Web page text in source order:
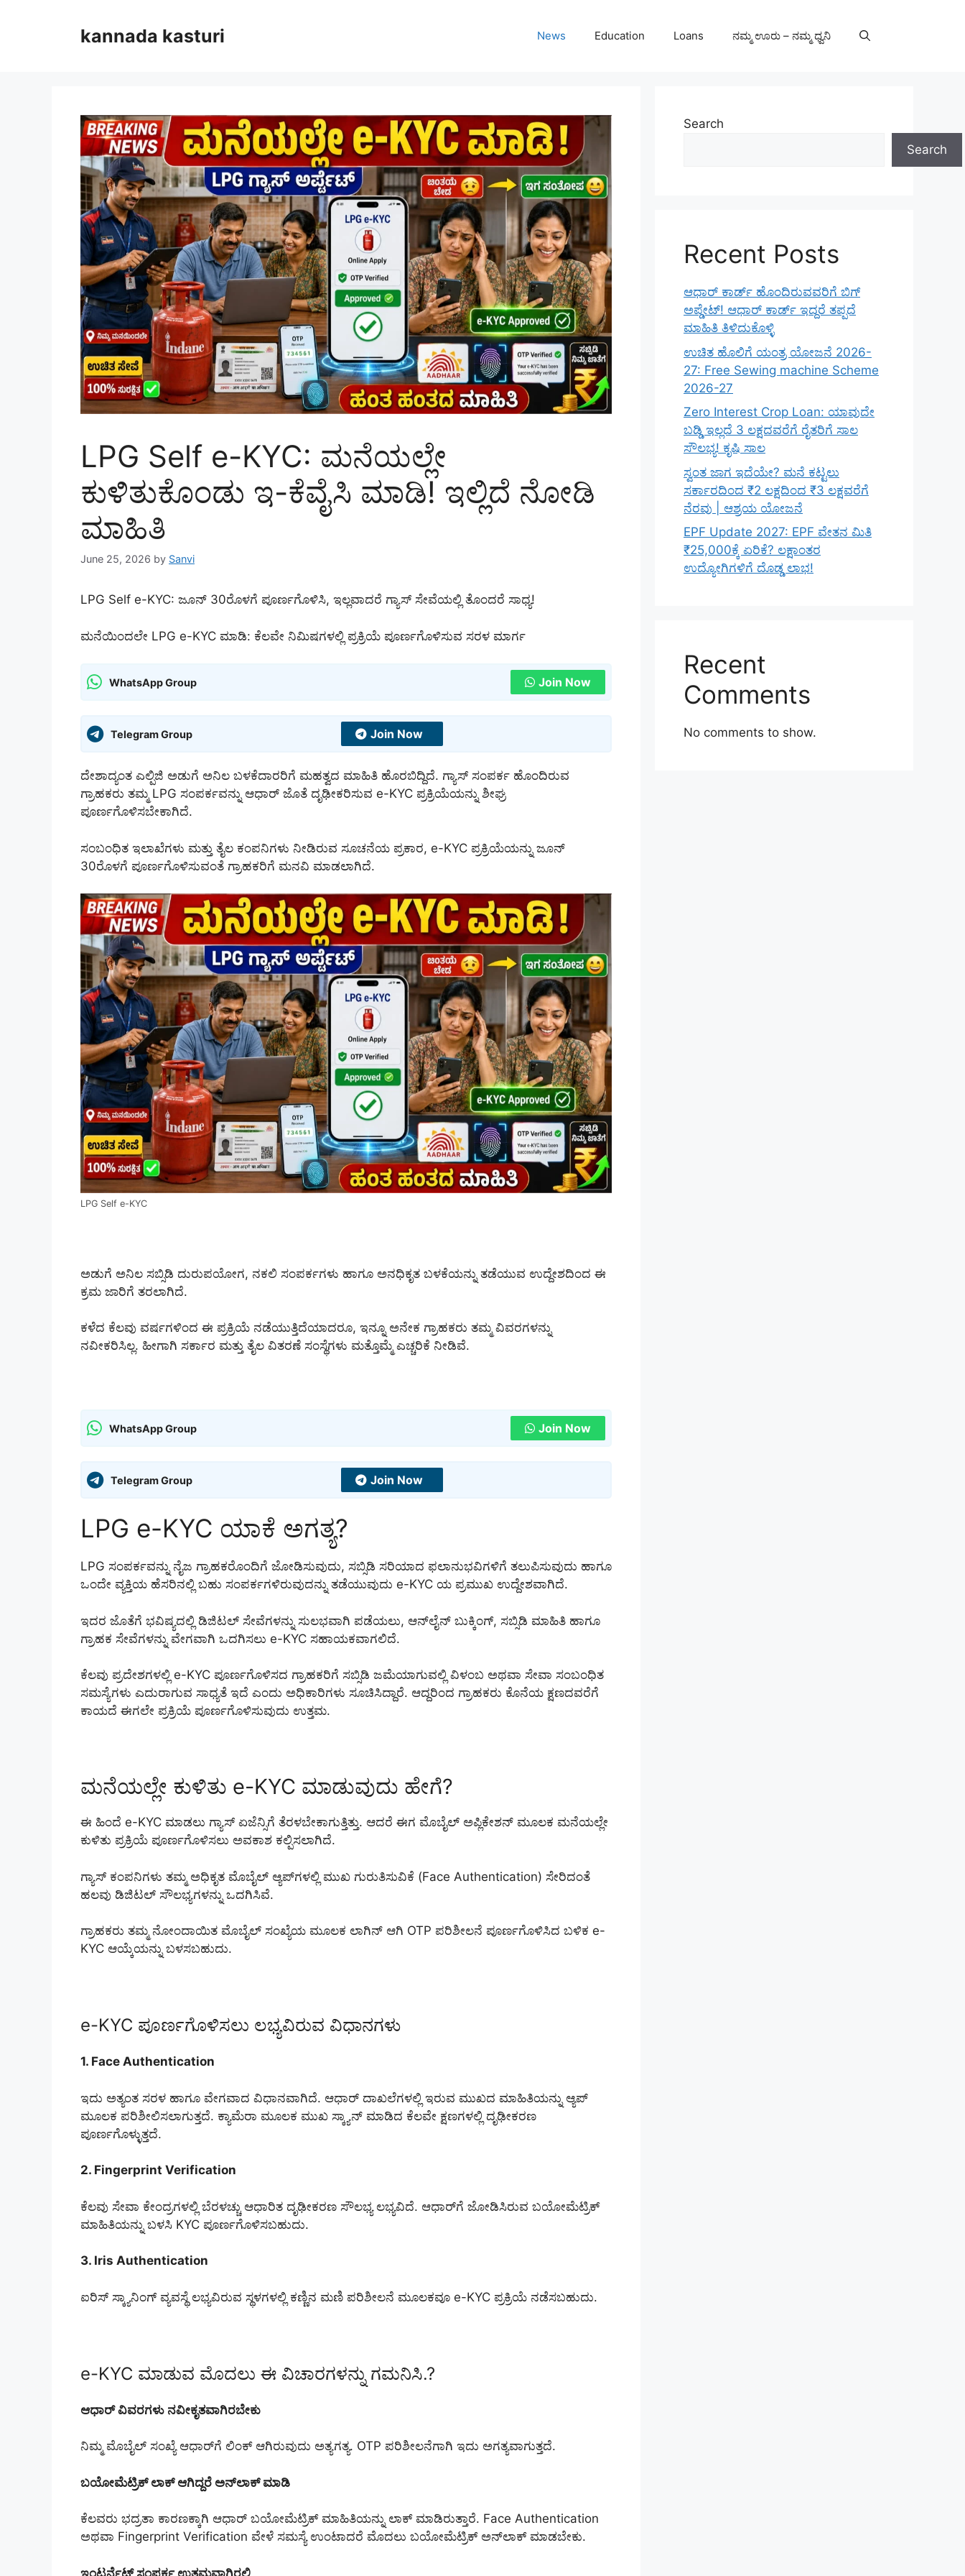
kannada kasturi News Education Loans ನಮ್ಮ ಊರು – ನಮ್ಮ ಧ್ವನಿ
LPG Self e-KYC: ಮನೆಯಲ್ಲೇ
ಕುಳಿತುಕೊಂಡು ಇ-ಕೆವೈಸಿ ಮಾಡಿ! ಇಲ್ಲಿದೆ ನೋಡಿ
ಮಾಹಿತಿ
June 25, 2026 by Sanvi
LPG Self e-KYC: ಜೂನ್ 30ರೊಳಗೆ ಪೂರ್ಣಗೊಳಿಸಿ, ಇಲ್ಲವಾದರೆ ಗ್ಯಾಸ್ ಸೇವೆಯಲ್ಲಿ ತೊಂದರೆ ಸಾಧ್ಯ!
ಮನೆಯಿಂದಲೇ LPG e-KYC ಮಾಡಿ: ಕೆಲವೇ ನಿಮಿಷಗಳಲ್ಲಿ ಪ್ರಕ್ರಿಯೆ ಪೂರ್ಣಗೊಳಿಸುವ ಸರಳ ಮಾರ್ಗ
WhatsApp Group Join Now
Telegram Group Join Now
ದೇಶಾದ್ಯಂತ ಎಲ್ಪಿಜಿ ಅಡುಗೆ ಅನಿಲ ಬಳಕೆದಾರರಿಗೆ ಮಹತ್ವದ ಮಾಹಿತಿ ಹೊರಬಿದ್ದಿದೆ. ಗ್ಯಾಸ್ ಸಂಪರ್ಕ ಹೊಂದಿರುವ
ಗ್ರಾಹಕರು ತಮ್ಮ LPG ಸಂಪರ್ಕವನ್ನು ಆಧಾರ್‌ ಜೊತೆ ದೃಢೀಕರಿಸುವ e-KYC ಪ್ರಕ್ರಿಯೆಯನ್ನು ಶೀಘ್ರ
ಪೂರ್ಣಗೊಳಿಸಬೇಕಾಗಿದೆ.
ಸಂಬಂಧಿತ ಇಲಾಖೆಗಳು ಮತ್ತು ತೈಲ ಕಂಪನಿಗಳು ನೀಡಿರುವ ಸೂಚನೆಯ ಪ್ರಕಾರ, e-KYC ಪ್ರಕ್ರಿಯೆಯನ್ನು ಜೂನ್
30ರೊಳಗೆ ಪೂರ್ಣಗೊಳಿಸುವಂತೆ ಗ್ರಾಹಕರಿಗೆ ಮನವಿ ಮಾಡಲಾಗಿದೆ.
LPG Self e-KYC
ಅಡುಗೆ ಅನಿಲ ಸಬ್ಸಿಡಿ ದುರುಪಯೋಗ, ನಕಲಿ ಸಂಪರ್ಕಗಳು ಹಾಗೂ ಅನಧಿಕೃತ ಬಳಕೆಯನ್ನು ತಡೆಯುವ ಉದ್ದೇಶದಿಂದ ಈ
ಕ್ರಮ ಜಾರಿಗೆ ತರಲಾಗಿದೆ.
ಕಳೆದ ಕೆಲವು ವರ್ಷಗಳಿಂದ ಈ ಪ್ರಕ್ರಿಯೆ ನಡೆಯುತ್ತಿದೆಯಾದರೂ, ಇನ್ನೂ ಅನೇಕ ಗ್ರಾಹಕರು ತಮ್ಮ ವಿವರಗಳನ್ನು
ನವೀಕರಿಸಿಲ್ಲ. ಹೀಗಾಗಿ ಸರ್ಕಾರ ಮತ್ತು ತೈಲ ವಿತರಣೆ ಸಂಸ್ಥೆಗಳು ಮತ್ತೊಮ್ಮೆ ಎಚ್ಚರಿಕೆ ನೀಡಿವೆ.
WhatsApp Group Join Now
Telegram Group Join Now
LPG e-KYC ಯಾಕೆ ಅಗತ್ಯ?
LPG ಸಂಪರ್ಕವನ್ನು ನೈಜ ಗ್ರಾಹಕರೊಂದಿಗೆ ಜೋಡಿಸುವುದು, ಸಬ್ಸಿಡಿ ಸರಿಯಾದ ಫಲಾನುಭವಿಗಳಿಗೆ ತಲುಪಿಸುವುದು ಹಾಗೂ
ಒಂದೇ ವ್ಯಕ್ತಿಯ ಹೆಸರಿನಲ್ಲಿ ಬಹು ಸಂಪರ್ಕಗಳಿರುವುದನ್ನು ತಡೆಯುವುದು e-KYC ಯ ಪ್ರಮುಖ ಉದ್ದೇಶವಾಗಿದೆ.
ಇದರ ಜೊತೆಗೆ ಭವಿಷ್ಯದಲ್ಲಿ ಡಿಜಿಟಲ್ ಸೇವೆಗಳನ್ನು ಸುಲಭವಾಗಿ ಪಡೆಯಲು, ಆನ್‌ಲೈನ್ ಬುಕ್ಕಿಂಗ್, ಸಬ್ಸಿಡಿ ಮಾಹಿತಿ ಹಾಗೂ
ಗ್ರಾಹಕ ಸೇವೆಗಳನ್ನು ವೇಗವಾಗಿ ಒದಗಿಸಲು e-KYC ಸಹಾಯಕವಾಗಲಿದೆ.
ಕೆಲವು ಪ್ರದೇಶಗಳಲ್ಲಿ e-KYC ಪೂರ್ಣಗೊಳಿಸದ ಗ್ರಾಹಕರಿಗೆ ಸಬ್ಸಿಡಿ ಜಮೆಯಾಗುವಲ್ಲಿ ವಿಳಂಬ ಅಥವಾ ಸೇವಾ ಸಂಬಂಧಿತ
ಸಮಸ್ಯೆಗಳು ಎದುರಾಗುವ ಸಾಧ್ಯತೆ ಇದೆ ಎಂದು ಅಧಿಕಾರಿಗಳು ಸೂಚಿಸಿದ್ದಾರೆ. ಆದ್ದರಿಂದ ಗ್ರಾಹಕರು ಕೊನೆಯ ಕ್ಷಣದವರೆಗೆ
ಕಾಯದೆ ಈಗಲೇ ಪ್ರಕ್ರಿಯೆ ಪೂರ್ಣಗೊಳಿಸುವುದು ಉತ್ತಮ.
ಮನೆಯಲ್ಲೇ ಕುಳಿತು e-KYC ಮಾಡುವುದು ಹೇಗೆ?
ಈ ಹಿಂದೆ e-KYC ಮಾಡಲು ಗ್ಯಾಸ್ ಏಜೆನ್ಸಿಗೆ ತೆರಳಬೇಕಾಗುತ್ತಿತ್ತು. ಆದರೆ ಈಗ ಮೊಬೈಲ್ ಅಪ್ಲಿಕೇಶನ್ ಮೂಲಕ ಮನೆಯಲ್ಲೇ
ಕುಳಿತು ಪ್ರಕ್ರಿಯೆ ಪೂರ್ಣಗೊಳಿಸಲು ಅವಕಾಶ ಕಲ್ಪಿಸಲಾಗಿದೆ.
ಗ್ಯಾಸ್ ಕಂಪನಿಗಳು ತಮ್ಮ ಅಧಿಕೃತ ಮೊಬೈಲ್ ಆ್ಯಪ್‌ಗಳಲ್ಲಿ ಮುಖ ಗುರುತಿಸುವಿಕೆ (Face Authentication) ಸೇರಿದಂತೆ
ಹಲವು ಡಿಜಿಟಲ್ ಸೌಲಭ್ಯಗಳನ್ನು ಒದಗಿಸಿವೆ.
ಗ್ರಾಹಕರು ತಮ್ಮ ನೋಂದಾಯಿತ ಮೊಬೈಲ್ ಸಂಖ್ಯೆಯ ಮೂಲಕ ಲಾಗಿನ್ ಆಗಿ OTP ಪರಿಶೀಲನೆ ಪೂರ್ಣಗೊಳಿಸಿದ ಬಳಿಕ e-
KYC ಆಯ್ಕೆಯನ್ನು ಬಳಸಬಹುದು.
e-KYC ಪೂರ್ಣಗೊಳಿಸಲು ಲಭ್ಯವಿರುವ ವಿಧಾನಗಳು
1. Face Authentication
ಇದು ಅತ್ಯಂತ ಸರಳ ಹಾಗೂ ವೇಗವಾದ ವಿಧಾನವಾಗಿದೆ. ಆಧಾರ್ ದಾಖಲೆಗಳಲ್ಲಿ ಇರುವ ಮುಖದ ಮಾಹಿತಿಯನ್ನು ಆ್ಯಪ್
ಮೂಲಕ ಪರಿಶೀಲಿಸಲಾಗುತ್ತದೆ. ಕ್ಯಾಮೆರಾ ಮೂಲಕ ಮುಖ ಸ್ಕ್ಯಾನ್ ಮಾಡಿದ ಕೆಲವೇ ಕ್ಷಣಗಳಲ್ಲಿ ದೃಢೀಕರಣ
ಪೂರ್ಣಗೊಳ್ಳುತ್ತದೆ.
2. Fingerprint Verification
ಕೆಲವು ಸೇವಾ ಕೇಂದ್ರಗಳಲ್ಲಿ ಬೆರಳಚ್ಚು ಆಧಾರಿತ ದೃಢೀಕರಣ ಸೌಲಭ್ಯ ಲಭ್ಯವಿದೆ. ಆಧಾರ್‌ಗೆ ಜೋಡಿಸಿರುವ ಬಯೋಮೆಟ್ರಿಕ್
ಮಾಹಿತಿಯನ್ನು ಬಳಸಿ KYC ಪೂರ್ಣಗೊಳಿಸಬಹುದು.
3. Iris Authentication
ಐರಿಸ್ ಸ್ಕ್ಯಾನಿಂಗ್ ವ್ಯವಸ್ಥೆ ಲಭ್ಯವಿರುವ ಸ್ಥಳಗಳಲ್ಲಿ ಕಣ್ಣಿನ ಮಣಿ ಪರಿಶೀಲನೆ ಮೂಲಕವೂ e-KYC ಪ್ರಕ್ರಿಯೆ ನಡೆಸಬಹುದು.
e-KYC ಮಾಡುವ ಮೊದಲು ಈ ವಿಚಾರಗಳನ್ನು ಗಮನಿಸಿ.?
ಆಧಾರ್ ವಿವರಗಳು ನವೀಕೃತವಾಗಿರಬೇಕು
ನಿಮ್ಮ ಮೊಬೈಲ್ ಸಂಖ್ಯೆ ಆಧಾರ್‌ಗೆ ಲಿಂಕ್ ಆಗಿರುವುದು ಅತ್ಯಗತ್ಯ. OTP ಪರಿಶೀಲನೆಗಾಗಿ ಇದು ಅಗತ್ಯವಾಗುತ್ತದೆ.
ಬಯೋಮೆಟ್ರಿಕ್ ಲಾಕ್ ಆಗಿದ್ದರೆ ಅನ್‌ಲಾಕ್ ಮಾಡಿ
ಕೆಲವರು ಭದ್ರತಾ ಕಾರಣಕ್ಕಾಗಿ ಆಧಾರ್ ಬಯೋಮೆಟ್ರಿಕ್ ಮಾಹಿತಿಯನ್ನು ಲಾಕ್ ಮಾಡಿರುತ್ತಾರೆ. Face Authentication
ಅಥವಾ Fingerprint Verification ವೇಳೆ ಸಮಸ್ಯೆ ಉಂಟಾದರೆ ಮೊದಲು ಬಯೋಮೆಟ್ರಿಕ್ ಅನ್‌ಲಾಕ್ ಮಾಡಬೇಕು.
ಇಂಟರ್ನೆಟ್ ಸಂಪರ್ಕ ಉತ್ತಮವಾಗಿರಲಿ
Search
Search
Recent Posts
ಆಧಾರ್ ಕಾರ್ಡ್ ಹೊಂದಿರುವವರಿಗೆ ಬಿಗ್
ಅಪ್ಡೇಟ್! ಆಧಾರ್ ಕಾರ್ಡ್ ಇದ್ದರೆ ತಪ್ಪದೆ
ಮಾಹಿತಿ ತಿಳಿದುಕೊಳ್ಳಿ
ಉಚಿತ ಹೊಲಿಗೆ ಯಂತ್ರ ಯೋಜನೆ 2026-
27: Free Sewing machine Scheme
2026-27
Zero Interest Crop Loan: ಯಾವುದೇ
ಬಡ್ಡಿ ಇಲ್ಲದೆ 3 ಲಕ್ಷದವರೆಗೆ ರೈತರಿಗೆ ಸಾಲ
ಸೌಲಭ್ಯ! ಕೃಷಿ ಸಾಲ
ಸ್ವಂತ ಜಾಗ ಇದೆಯೇ? ಮನೆ ಕಟ್ಟಲು
ಸರ್ಕಾರದಿಂದ ₹2 ಲಕ್ಷದಿಂದ ₹3 ಲಕ್ಷವರೆಗೆ
ನೆರವು | ಆಶ್ರಯ ಯೋಜನೆ
EPF Update 2027: EPF ವೇತನ ಮಿತಿ
₹25,000ಕ್ಕೆ ಏರಿಕೆ? ಲಕ್ಷಾಂತರ
ಉದ್ಯೋಗಿಗಳಿಗೆ ದೊಡ್ಡ ಲಾಭ!
Recent
Comments
No comments to show.